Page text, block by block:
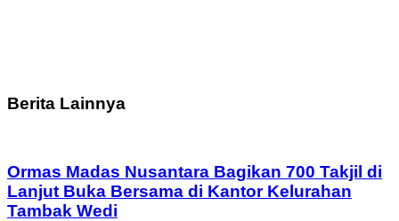
Berita Lainnya
Ormas Madas Nusantara Bagikan 700 Takjil di
Lanjut Buka Bersama di Kantor Kelurahan
Tambak Wedi